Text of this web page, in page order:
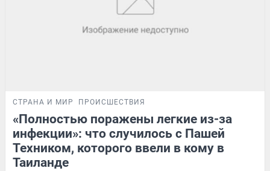
СТРАНА И МИР ПРОИСШЕСТВИЯ
«Полностью поражены легкие из-за
инфекции»: что случилось с Пашей
Техником, которого ввели в кому в
Таиланде